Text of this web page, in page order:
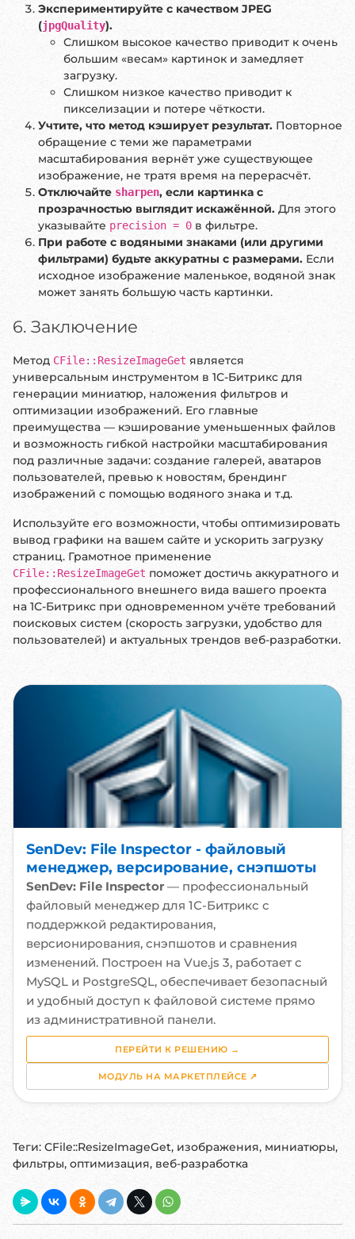
Экспериментируйте с качеством JPEG
(jpgQuality).
Слишком высокое качество приводит к очень
большим «весам» картинок и замедляет
загрузку.
Слишком низкое качество приводит к
пикселизации и потере чёткости.
Учтите, что метод кэширует результат. Повторное
обращение с теми же параметрами
масштабирования вернёт уже существующее
изображение, не тратя время на перерасчёт.
Отключайте sharpen, если картинка с
прозрачностью выглядит искажённой. Для этого
указывайте precision = 0 в фильтре.
При работе с водяными знаками (или другими
фильтрами) будьте аккуратны с размерами. Если
исходное изображение маленькое, водяной знак
может занять большую часть картинки.
6. Заключение
Метод CFile::ResizeImageGet является
универсальным инструментом в 1С-Битрикс для
генерации миниатюр, наложения фильтров и
оптимизации изображений. Его главные
преимущества — кэширование уменьшенных файлов
и возможность гибкой настройки масштабирования
под различные задачи: создание галерей, аватаров
пользователей, превью к новостям, брендинг
изображений с помощью водяного знака и т.д.
Используйте его возможности, чтобы оптимизировать
вывод графики на вашем сайте и ускорить загрузку
страниц. Грамотное применение
CFile::ResizeImageGet поможет достичь аккуратного и
профессионального внешнего вида вашего проекта
на 1С-Битрикс при одновременном учёте требований
поисковых систем (скорость загрузки, удобство для
пользователей) и актуальных трендов веб-разработки.
SenDev: File Inspector - файловый
менеджер, версирование, снэпшоты
SenDev: File Inspector — профессиональный
файловый менеджер для 1С-Битрикс с
поддержкой редактирования,
версионирования, снэпшотов и сравнения
изменений. Построен на Vue.js 3, работает с
MySQL и PostgreSQL, обеспечивает безопасный
и удобный доступ к файловой системе прямо
из административной панели.
ПЕРЕЙТИ К РЕШЕНИЮ →
МОДУЛЬ НА МАРКЕТПЛЕЙСЕ ↗
Теги: CFile::ResizeImageGet, изображения, миниатюры,
фильтры, оптимизация, веб-разработка